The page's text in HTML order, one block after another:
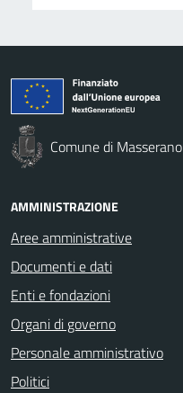
Comune di Masserano
AMMINISTRAZIONE
Aree amministrative
Documenti e dati
Enti e fondazioni
Organi di governo
Personale amministrativo
Politici